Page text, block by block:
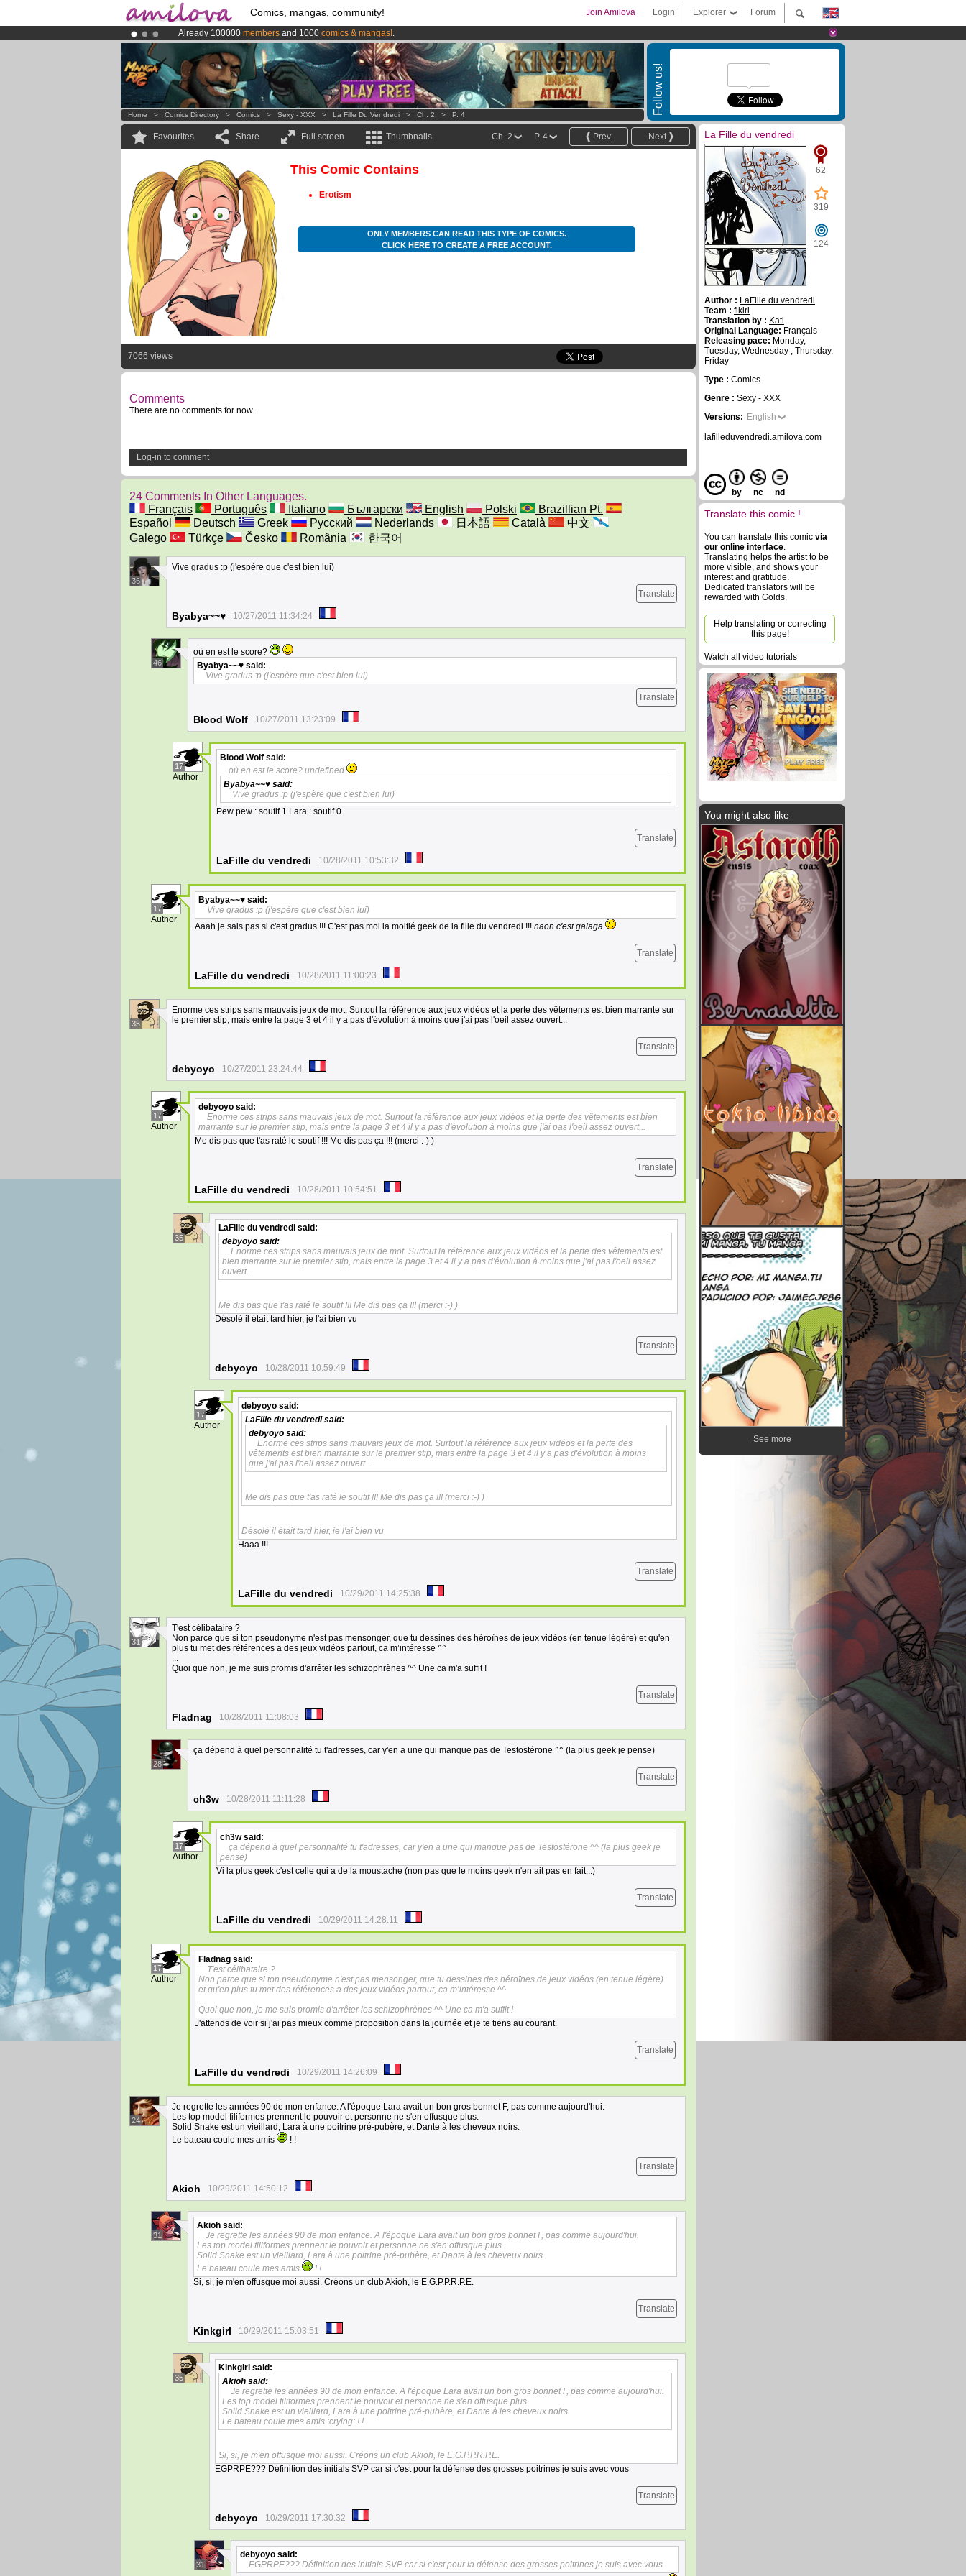
Comics, mangas, community! Forum
Explorer
Login
Join Amilova
Already 100000 members and 1000 comics & mangas!.
AmilovaKickstarter is now LIVE!.
Premium membership from3.95 euros per month !Get membership now
Follow us!
Home > Comics Directory > Comics > Sexy - XXX > La Fille Du Vendredi > Ch. 2 > P. 4
Favourites Share Full screen Thumbnails Next
Prev.
P. 4
Ch. 2
This Comic Contains
Erotism
ONLY MEMBERS CAN READ THIS TYPE OF COMICS.
CLICK HERE TO CREATE A FREE ACCOUNT.
7066 views
Comments
There are no comments for now.
Log-in to comment
24 Comments In Other Languages.
Français
Português Italiano Български English Polski
Brazillian Pt.
Español
Deutsch Greek Русский Nederlands 日本語 Català
中文
Galego
Türkçe Česko România 한국어
36
Vive gradus :p (j'espère que c'est bien lui)
Translate
Byabya~~♥ 10/27/2011 11:34:24
46
où en est le score?
Byabya~~♥ said:
Vive gradus :p (j'espère que c'est bien lui)
Translate
Blood Wolf 10/27/2011 13:23:09
17
Author
Blood Wolf said:
où en est le score? undefined
Byabya~~♥ said:
Vive gradus :p (j'espère que c'est bien lui)
Pew pew : soutif 1 Lara : soutif 0
Translate
LaFille du vendredi 10/28/2011 10:53:32
17
Author
Byabya~~♥ said:
Vive gradus :p (j'espère que c'est bien lui)
Aaah je sais pas si c'est gradus !!! C'est pas moi la moitié geek de la fille du vendredi !!! naon c'est galaga
Translate
LaFille du vendredi 10/28/2011 11:00:23
35
Enorme ces strips sans mauvais jeux de mot. Surtout la référence aux jeux vidéos et la perte des vêtements est bien marrante sur
le premier stip, mais entre la page 3 et 4 il y a pas d'évolution à moins que j'ai pas l'oeil assez ouvert...
Translate
debyoyo 10/27/2011 23:24:44
17
Author
debyoyo said:
Enorme ces strips sans mauvais jeux de mot. Surtout la référence aux jeux vidéos et la perte des vêtements est bien
marrante sur le premier stip, mais entre la page 3 et 4 il y a pas d'évolution à moins que j'ai pas l'oeil assez ouvert...
Me dis pas que t'as raté le soutif !!! Me dis pas ça !!! (merci :-) )
Translate
LaFille du vendredi 10/28/2011 10:54:51
35
LaFille du vendredi said:
debyoyo said:
Enorme ces strips sans mauvais jeux de mot. Surtout la référence aux jeux vidéos et la perte des vêtements est
bien marrante sur le premier stip, mais entre la page 3 et 4 il y a pas d'évolution à moins que j'ai pas l'oeil assez
ouvert...
Me dis pas que t'as raté le soutif !!! Me dis pas ça !!! (merci :-) )
Désolé il était tard hier, je l'ai bien vu
Translate
debyoyo 10/28/2011 10:59:49
17
Author
debyoyo said:
LaFille du vendredisaid:
debyoyo said:
Enorme ces strips sans mauvais jeux de mot. Surtout la référence aux jeux vidéos et la perte des
vêtements est bien marrante sur le premier stip, mais entre la page 3 et 4 il y a pas d'évolution à moins
que j'ai pas l'oeil assez ouvert...
Me dis pas que t'as raté le soutif !!! Me dis pas ça !!! (merci :-) )
Désolé il était tard hier, je l'ai bien vu
Haaa !!!
Translate
LaFille du vendredi 10/29/2011 14:25:38
31
T'est célibataire ?
Non parce que si ton pseudonyme n'est pas mensonger, que tu dessines des héroïnes de jeux vidéos (en tenue légère) et qu'en
plus tu met des références a des jeux vidéos partout, ca m’intéresse ^^
...
Quoi que non, je me suis promis d'arrêter les schizophrènes ^^ Une ca m'a suffit !
Translate
Fladnag 10/28/2011 11:08:03
28
ça dépend à quel personnalité tu t'adresses, car y'en a une qui manque pas de Testostérone ^^ (la plus geek je pense)
Translate
ch3w 10/28/2011 11:11:28
17
Author
ch3wsaid:
ça dépend à quel personnalité tu t'adresses, car y'en a une qui manque pas de Testostérone ^^ (la plus geek je
pense)
Vi la plus geek c'est celle qui a de la moustache (non pas que le moins geek n'en ait pas en fait...)
Translate
LaFille du vendredi 10/29/2011 14:28:11
17
Author
Fladnag said:
T'est célibataire ?
Non parce que si ton pseudonyme n'est pas mensonger, que tu dessines des héroïnes de jeux vidéos (en tenue légère)
et qu'en plus tu met des références a des jeux vidéos partout, ca m’intéresse ^^
...
Quoi que non, je me suis promis d'arrêter les schizophrènes ^^ Une ca m'a suffit !
J'attends de voir si j'ai pas mieux comme proposition dans la journée et je te tiens au courant.
Translate
LaFille du vendredi 10/29/2011 14:26:09
24
Je regrette les années 90 de mon enfance. A l'époque Lara avait un bon gros bonnet F, pas comme aujourd'hui.
Les top model filiformes prennent le pouvoir et personne ne s'en offusque plus.
Solid Snake est un vieillard, Lara à une poitrine pré-pubère, et Dante à les cheveux noirs.
Le bateau coule mes amis
! !
Translate
Akioh 10/29/2011 14:50:12
31
Akioh said:
Je regrette les années 90 de mon enfance. A l'époque Lara avait un bon gros bonnet F, pas comme aujourd'hui.
Les top model filiformes prennent le pouvoir et personne ne s'en offusque plus.
Solid Snake est un vieillard, Lara à une poitrine pré-pubère, et Dante à les cheveux noirs.
Le bateau coule mes amis
! !
Si, si, je m'en offusque moi aussi. Créons un club Akioh, le E.G.P.P.R.P.E.
Translate
Kinkgirl 10/29/2011 15:03:51
35
Kinkgirl said:
Akioh said:
Je regrette les années 90 de mon enfance. A l'époque Lara avait un bon gros bonnet F, pas comme aujourd'hui.
Les top model filiformes prennent le pouvoir et personne ne s'en offusque plus.
Solid Snake est un vieillard, Lara à une poitrine pré-pubère, et Dante à les cheveux noirs.
Le bateau coule mes amis :crying: ! !
Si, si, je m'en offusque moi aussi. Créons un club Akioh, le E.G.P.P.R.P.E.
EGPRPE??? Définition des initials SVP car si c'est pour la défense des grosses poitrines je suis avec vous
Translate
debyoyo 10/29/2011 17:30:32
31
debyoyo said:
EGPRPE??? Définition des initials SVP car si c'est pour la défense des grosses poitrines je suis avec vous
La Fille du vendredi
62
319
124
Author : LaFille du vendredi
Team : fikiri
Translation by : Kati
Original Language: Français
Releasing pace: Monday,
Tuesday, Wednesday , Thursday,
Friday
Type : Comics
Genre : Sexy - XXX
Versions: English
lafilleduvendredi.amilova.com
by nc nd
Translate this comic !
You can translate this comic via
our online interface.
Translating helps the artist to be
more visible, and shows your
interest and gratitude.
Dedicated translators will be
rewarded with Golds.
Help translating or correcting
this page!
Watch all video tutorials
You might also like
See more